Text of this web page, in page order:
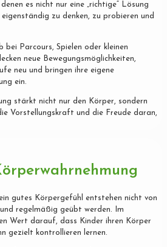
es nicht nur eine „richtige“ Lösung
zu denken, zu probieren und
bei Parcours, Spielen oder kleinen
neue Bewegungsmöglichkeiten,
neu und bringen ihre eigene
ein.
stärkt nicht nur den Körper, sondern
Vorstellungskraft und die Freude daran,
gutes Körpergefühl entstehen nicht von
regelmäßig geübt werden. Im
Wert darauf, dass Kinder ihren Körper
gezielt kontrollieren lernen.